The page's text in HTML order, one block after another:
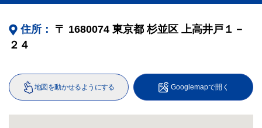
住所： 〒 1680074 東京都 杉並区 上高井戸１－
２４
地図を動かせるようにする Googlemapで開く